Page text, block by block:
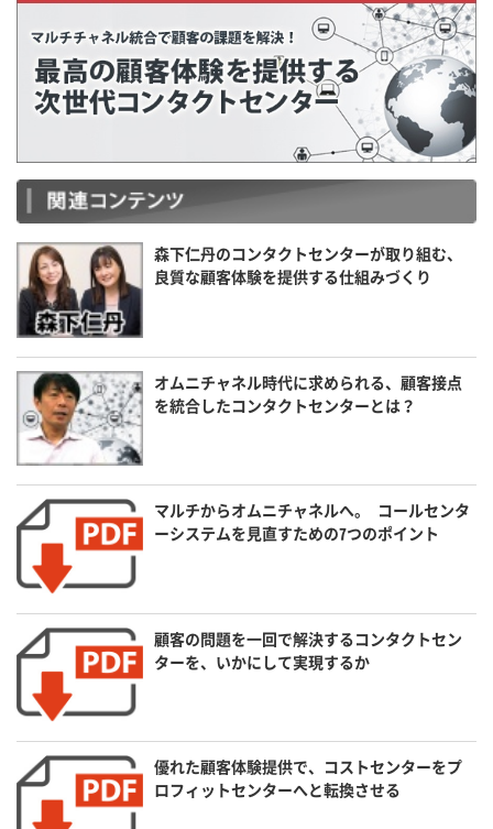
森下仁丹のコンタクトセンターが取り組む、
良質な顧客体験を提供する仕組みづくり
オムニチャネル時代に求められる、顧客接点
を統合したコンタクトセンターとは？
マルチからオムニチャネルへ。 コールセンタ
ーシステムを見直すための7つのポイント
顧客の問題を一回で解決するコンタクトセン
ターを、いかにして実現するか
優れた顧客体験提供で、コストセンターをプ
ロフィットセンターへと転換させる